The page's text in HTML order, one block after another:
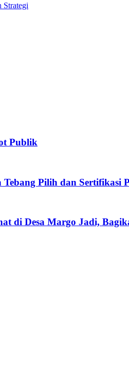
Strategi
Publik
Pilih dan Sertifikasi
di Desa Margo Jadi,